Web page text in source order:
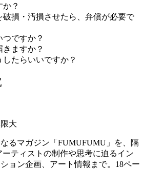
？
破損・汚損させたら、弁償が必要で
ですか？
ますか？
たらいいですか？
大
るマガジン「FUMUFUMU」を、隔
ーティストの制作や思考に迫るイン
ョン企画、アート情報まで。18ペー